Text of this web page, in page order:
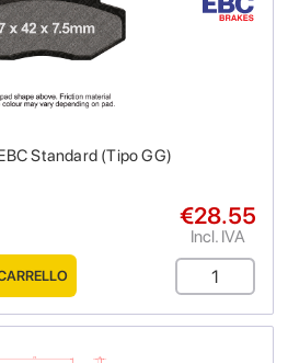
Standard (Tipo GG)
€28.55
Incl. IVA